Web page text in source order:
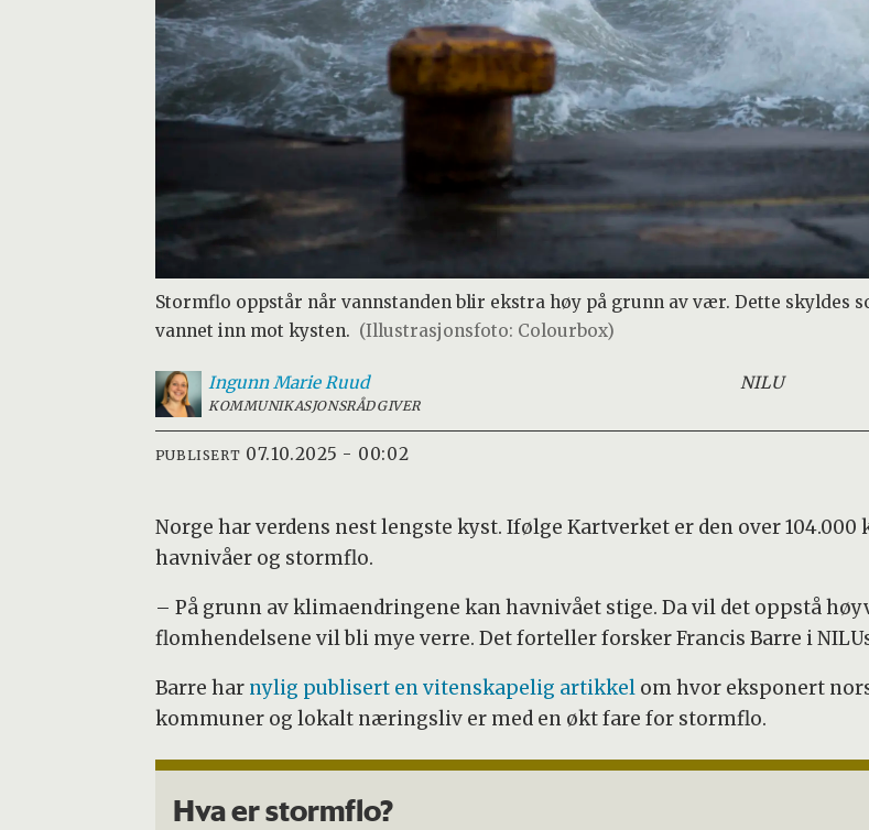
Stormflo oppstår når vannstanden blir ekstra høy på grunn av vær. Dette
vannet inn mot kysten. (Illustrasjonsfoto: Colourbox)
Ingunn Marie Ruud
KOMMUNIKASJONSRÅDGIVER
NILU
PUBLISERT 07.10.2025 - 00:02
Norge har verdens nest lengste kyst. Ifølge Kartverket er den over
havnivåer og stormflo.
– På grunn av klimaendringene kan havnivået stige. Da vil det oppstå
flomhendelsene vil bli mye verre. Det forteller forsker Francis Barre i
Barre har nylig publisert en vitenskapelig artikkelom hvor eksponert
kommuner og lokalt næringsliv er med en økt fare for stormflo.
Hva er stormflo?